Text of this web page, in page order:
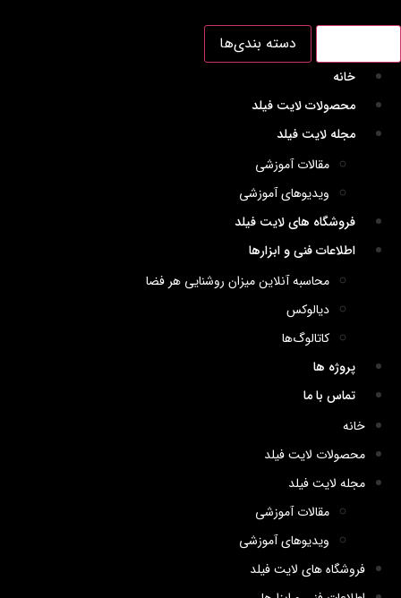
دسته بندی‌ها
خانه
محصولات لایت فیلد
مجله لایت فیلد
مقالات آموزشی
ویدیوهای آموزشی
فروشگاه های لایت فیلد
اطلاعات فنی و ابزارها
محاسبه آنلاین میزان روشنایی هر فضا
دیالوکس
کاتالوگ‌ها
پروژه ها
تماس با ما
خانه
محصولات لایت فیلد
مجله لایت فیلد
مقالات آموزشی
ویدیوهای آموزشی
فروشگاه های لایت فیلد